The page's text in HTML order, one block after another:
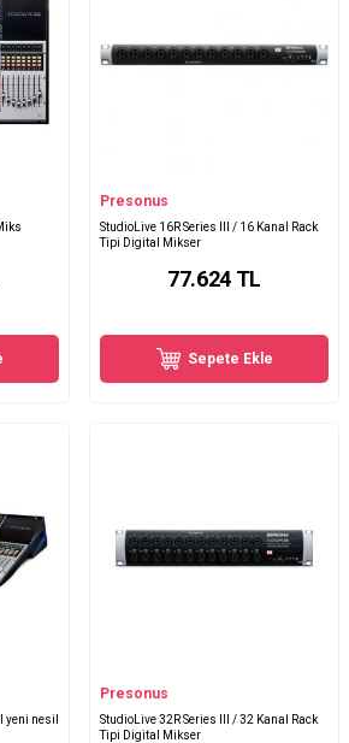
Presonus
StudioLive 16R Series III / 16 Kanal Rack
Tipi Digital Mikser
77.624TL
Sepete Ekle
yeni nesil
Presonus
StudioLive 32R Series III / 32 Kanal Rack
Tipi Digital Mikser